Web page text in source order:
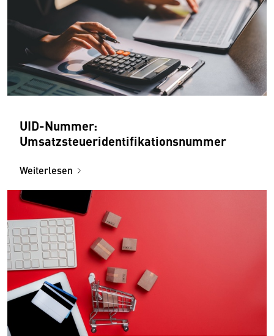
UID-Nummer:
Umsatzsteueridentifikationsnummer
Weiterlesen